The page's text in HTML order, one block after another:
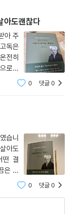
한 자기계발서도, 무
잃어버린 이들을
면의 평온이 흔들릴
어도, 여전히 삶은 괜
나 증명하지 않아도
니까요.
도괜찮다
아 주
독은
전히
로도
인간
쇼
0 댓글0
습니
아도
떤 결
은 책
도 한
0 댓글0